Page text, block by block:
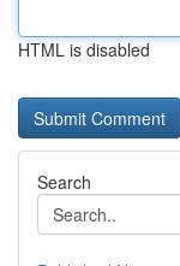
HTML is disabled
Search